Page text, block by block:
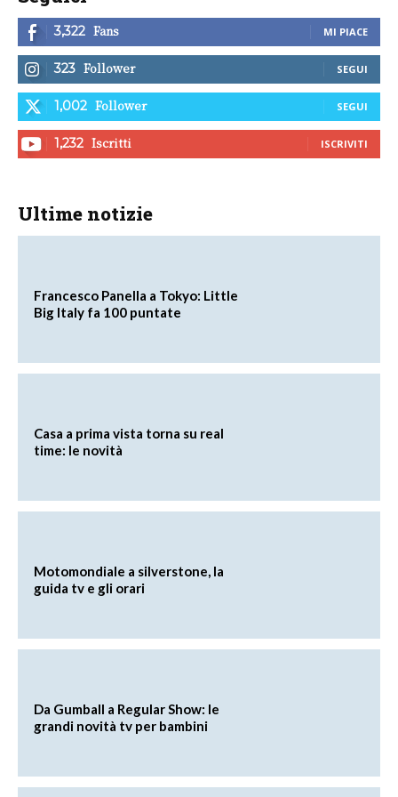
3,322 Fans MI PIACE
323 Follower SEGUI
1,002 Follower SEGUI
1,232 Iscritti ISCRIVITI
Ultime notizie
Francesco Panella a Tokyo: Little
Big Italy fa 100 puntate
Casa a prima vista torna su real
time: le novità
Motomondiale a silverstone, la
guida tv e gli orari
Da Gumball a Regular Show: le
grandi novità tv per bambini